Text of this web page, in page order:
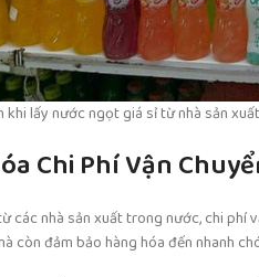
khi lấy nước ngọt giá sỉ từ nhà sản
Chi Phí Vận
các nhà sản xuất trong nước, chi phí
còn đảm bảo hàng hóa đến nhanh